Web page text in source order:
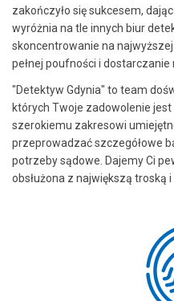
zakończyło się sukcesem,
wyróżnia na tle innych biur
skoncentrowanie na
pełnej poufności i dostarczanie
"Detektyw Gdynia" to team
których Twoje zadowolenie
szerokiemu zakresowi
przeprowadzać szczegółowe
potrzeby sądowe. Dajemy Ci
obsłużona z największą troską